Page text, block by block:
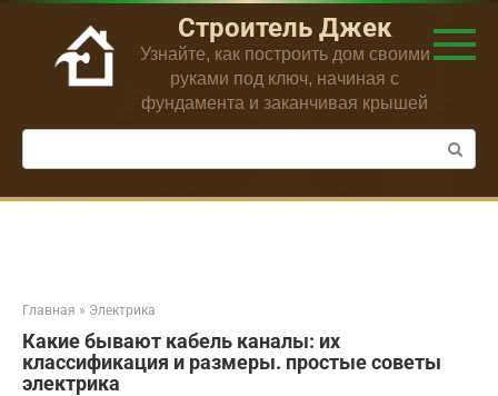
Перейти
контенту
Строитель Джек
Узнайте, как построить дом своими
руками под ключ, начиная с
фундамента и заканчивая крышей
Поиск:
Главная » Электрика
Какие бывают кабель каналы: их
классификация и размеры. простые советы
электрика